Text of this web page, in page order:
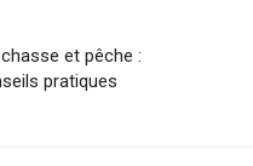
et pêche :
pratiques